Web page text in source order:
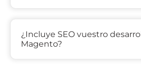
¿Incluye SEO vuestro
Magento?